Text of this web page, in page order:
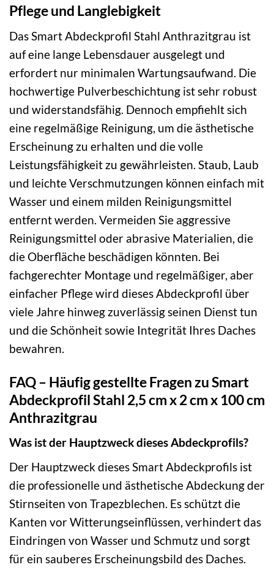
Pflege und Langlebigkeit
Das Smart Abdeckprofil Stahl Anthrazitgrau ist
auf eine lange Lebensdauer ausgelegt und
erfordert nur minimalen Wartungsaufwand. Die
hochwertige Pulverbeschichtung ist sehr robust
und widerstandsfähig. Dennoch empfiehlt sich
eine regelmäßige Reinigung, um die ästhetische
Erscheinung zu erhalten und die volle
Leistungsfähigkeit zu gewährleisten. Staub, Laub
und leichte Verschmutzungen können einfach mit
Wasser und einem milden Reinigungsmittel
entfernt werden. Vermeiden Sie aggressive
Reinigungsmittel oder abrasive Materialien, die
die Oberfläche beschädigen könnten. Bei
fachgerechter Montage und regelmäßiger, aber
einfacher Pflege wird dieses Abdeckprofil über
viele Jahre hinweg zuverlässig seinen Dienst tun
und die Schönheit sowie Integrität Ihres Daches
bewahren.
FAQ – Häufig gestellte Fragen zu Smart
Abdeckprofil Stahl 2,5 cm x 2 cm x 100 cm
Anthrazitgrau
Was ist der Hauptzweck dieses Abdeckprofils?
Der Hauptzweck dieses Smart Abdeckprofils ist
die professionelle und ästhetische Abdeckung der
Stirnseiten von Trapezblechen. Es schützt die
Kanten vor Witterungseinflüssen, verhindert das
Eindringen von Wasser und Schmutz und sorgt
für ein sauberes Erscheinungsbild des Daches.